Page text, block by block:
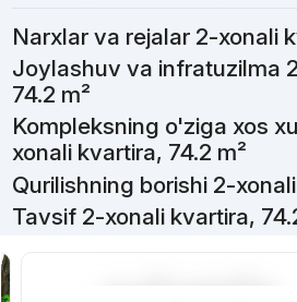
Narxlar va rejalar 2-xonali
Joylashuv va infratuzilma
74.2 m²
Kompleksning o'ziga xos
xonali kvartira, 74.2 m²
Qurilishning borishi 2-
Tavsif 2-xonali kvartira,